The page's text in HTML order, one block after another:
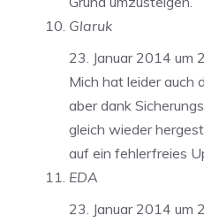
Glaruk
23. Januar 2014 um
Mich hat leider auch
aber dank
gleich wieder
auf ein fehlerfreies
EDA
23. Januar 2014 um